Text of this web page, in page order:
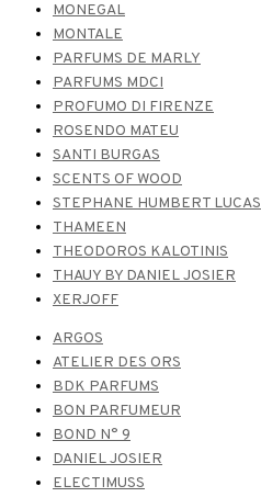
MONEGAL
MONTALE
PARFUMS DE MARLY
PARFUMS MDCI
PROFUMO DI FIRENZE
ROSENDO MATEU
SANTI BURGAS
SCENTS OF WOOD
STEPHANE HUMBERT LUCAS
THAMEEN
THEODOROS KALOTINIS
THAUY BY DANIEL JOSIER
XERJOFF
ARGOS
ATELIER DES ORS
BDK PARFUMS
BON PARFUMEUR
BOND N° 9
DANIEL JOSIER
ELECTIMUSS